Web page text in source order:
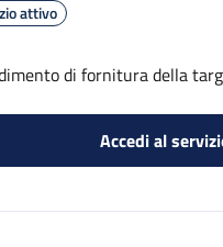
attivo
di fornitura della
Accedi al